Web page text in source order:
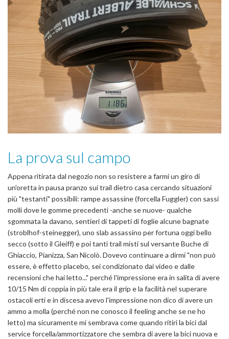
La prova sul campo
Appena ritirata dal negozio non so resistere a farmi un giro di
un'oretta in pausa pranzo sui trail dietro casa cercando situazioni
più "testanti" possibili: rampe assassine (forcella Fuggler) con sassi
molli dove le gomme precedenti -anche se nuove- qualche
sgommata la davano, sentieri di tappeti di foglie alcune bagnate
(stroblhof-steinegger), uno slab assassino per fortuna oggi bello
secco (sotto il Gleiff) e poi tanti trail misti sul versante Buche di
Ghiaccio, Pianizza, San Nicolò. Dovevo continuare a dirmi "non può
essere, è effetto placebo, sei condizionato dai video e dalle
recensioni che hai letto..." perché l'impressione era in salita di avere
10/15 Nm di coppia in più tale era il grip e la facilità nel superare
ostacoli erti e in discesa avevo l'impressione non dico di avere un
ammo a molla (perché non ne conosco il feeling anche se ne ho
letto) ma sicuramente mi sembrava come quando ritiri la bici dal
service forcella/ammortizzatore che sembra di avere la bici nuova e